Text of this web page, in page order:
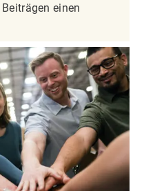
einen